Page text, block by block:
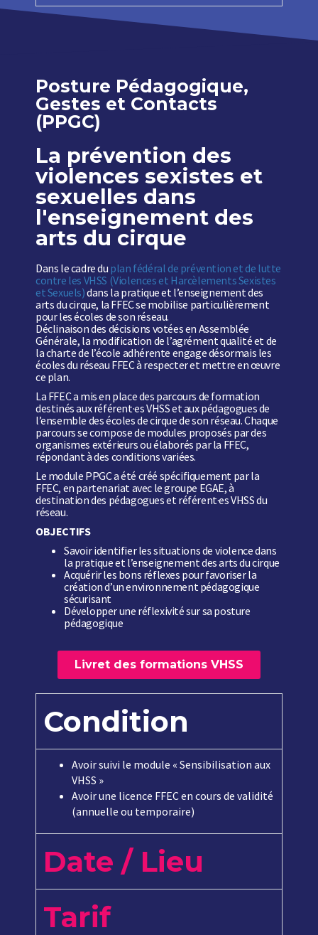
Posture Pédagogique,
Gestes et Contacts
(PPGC)
La prévention des
violences sexistes et
sexuelles dans
l'enseignement des
arts du cirque
Dans le cadre du plan fédéral de prévention et de lutte
contre les VHSS (Violences et Harcèlements Sexistes
et Sexuels)dans la pratique et l’enseignement des
arts du cirque, la FFEC se mobilise particulièrement
pour les écoles de son réseau.
Déclinaison des décisions votées en Assemblée
Générale, la modification de l’agrément qualité et de
la charte de l’école adhérente engage désormais les
écoles du réseau FFEC à respecter et mettre en œuvre
ce plan.
La FFEC a mis en place des parcours de formation
destinés aux référent·es VHSS et aux pédagogues de
l’ensemble des écoles de cirque de son réseau. Chaque
parcours se compose de modules proposés par des
organismes extérieurs ou élaborés par la FFEC,
répondant à des conditions variées.
Le module PPGC a été créé spécifiquement par la
FFEC, en partenariat avec le groupe EGAE, à
destination des pédagogues et référent·es VHSS du
réseau.
OBJECTIFS
Savoir identifier les situations de violence dans
la pratique et l’enseignement des arts du cirque
Acquérir les bons réflexes pour favoriser la
création d’un environnement pédagogique
sécurisant
Développer une réflexivité sur sa posture
pédagogique
Livret des formations VHSS
Condition
Avoir suivi le module « Sensibilisation aux
VHSS »
Avoir une licence FFEC en cours de validité
(annuelle ou temporaire)
Date / Lieu
Tarif